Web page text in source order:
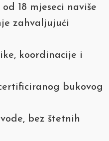
18 mjeseci naviše
zahvaljujući
koordinacije i
bukovog
bez štetnih